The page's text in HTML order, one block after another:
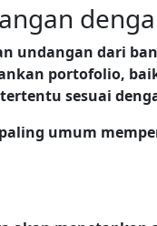
undangan dari
portofolio,
sesuai
umum